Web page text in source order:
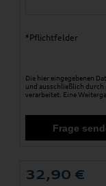
*Pflichtfelder
Die hier eingegebenen
und ausschließlich
verarbeitet. Eine
32,90 €